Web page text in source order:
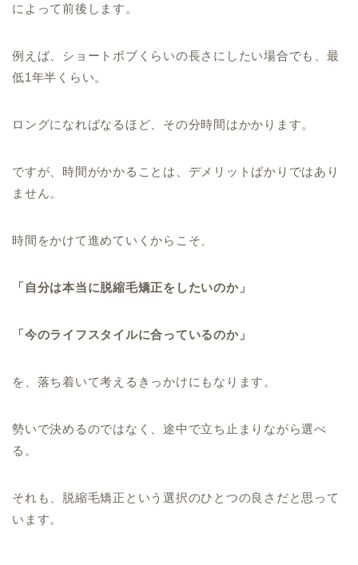
によって前後します。
例えば、ショートボブくらいの長さにしたい場合でも、最
低1年半くらい。
ロングになればなるほど、その分時間はかかります。
ですが、時間がかかることは、デメリットばかりではあり
ません。
時間をかけて進めていくからこそ、
「自分は本当に脱縮毛矯正をしたいのか」
「今のライフスタイルに合っているのか」
を、落ち着いて考えるきっかけにもなります。
勢いで決めるのではなく、途中で立ち止まりながら選べ
る。
それも、脱縮毛矯正という選択のひとつの良さだと思って
います。